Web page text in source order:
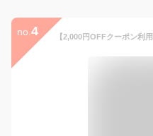
no. 4